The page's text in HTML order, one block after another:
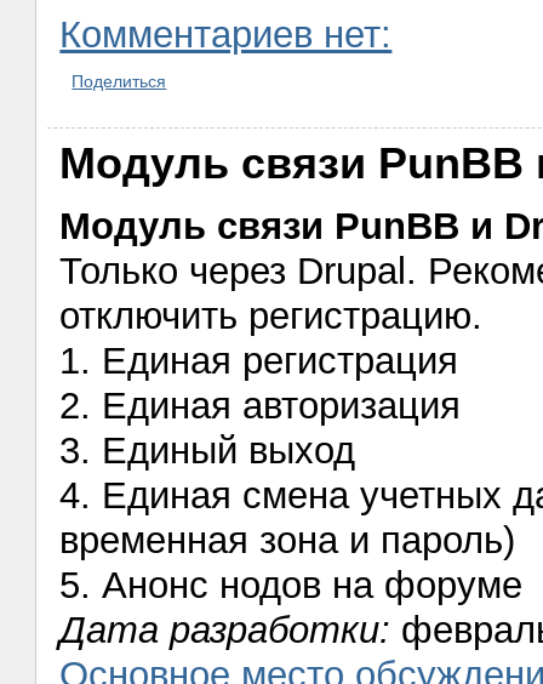
Комментариев нет:
Поделиться
Модуль связи PunBB
Модуль связи PunBB и
Только через Drupal.
отключить регистрацию.
1. Единая регистрация
2. Единая авторизация
3. Единый выход
4. Единая смена учетных
временная зона и пароль)
5. Анонс нодов на форуме
Дата разработки:
Основное место